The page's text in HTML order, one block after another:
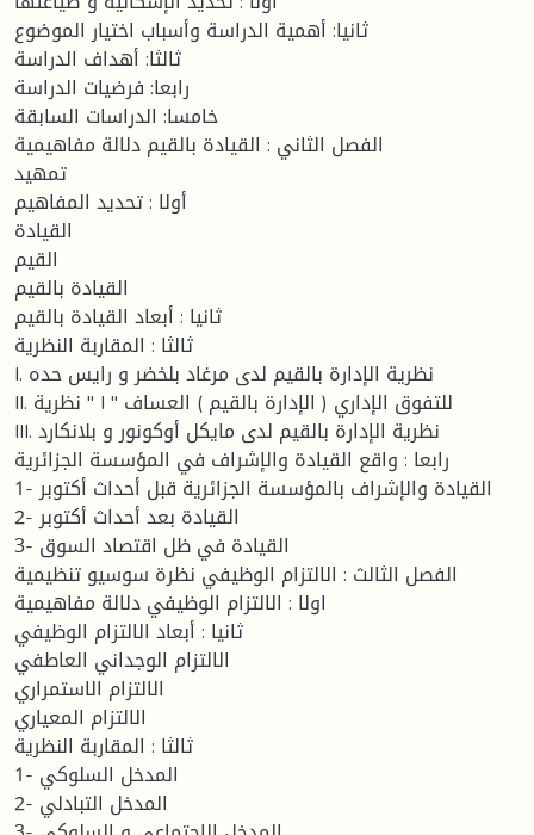
ثانيا: أهمية الدراسة وأسباب اختيار الموضوع
ثالثا: أهداف الدراسة
رابعا: فرضيات الدراسة
خامسا: الدراسات السابقة
الفصل الثاني : القيادة بالقيم دلالة مفاهيمية
تمهيد
أولا : تحديد المفاهيم
القيادة
القيم
القيادة بالقيم
ثانيا : أبعاد القيادة بالقيم
ثالثا : المقاربة النظرية
I. نظرية الإدارة بالقيم لدى مرغاد بلخضر و رايس حده
II. نظرية " I " للتفوق الإداري ( الإدارة بالقيم ) العساف
III. نظرية الإدارة بالقيم لدى مايكل أوكونور و بلانكارد
رابعا : واقع القيادة والإشراف في المؤسسة الجزائرية
1- القيادة والإشراف بالمؤسسة الجزائرية قبل أحداث أكتوبر
2- القيادة بعد أحداث أكتوبر
3- القيادة في ظل اقتصاد السوق
الفصل الثالث : الالتزام الوظيفي نظرة سوسيو تنظيمية
اولا : الالتزام الوظيفي دلالة مفاهيمية
ثانيا : أبعاد الالتزام الوظيفي
الالتزام الوجداني العاطفي
الالتزام الاستمراري
الالتزام المعياري
ثالثا : المقاربة النظرية
1- المدخل السلوكي
2- المدخل التبادلي